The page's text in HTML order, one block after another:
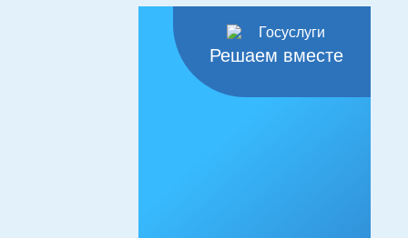
Решаем вместе